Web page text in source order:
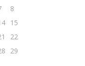
8
15
22
29